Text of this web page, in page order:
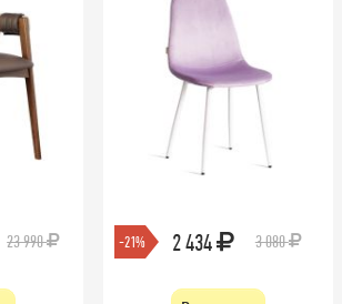
23 990 -21% 2 434 3 080